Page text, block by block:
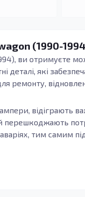
(1990-
ви отримуєте
деталі, які
ремонту,
відіграють
перешкоджають
тим самим
важливим для